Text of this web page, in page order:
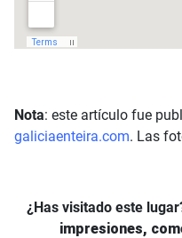
Nota: este artículo fue
galiciaenteira.com. Las
¿Has visitado este
impresiones,